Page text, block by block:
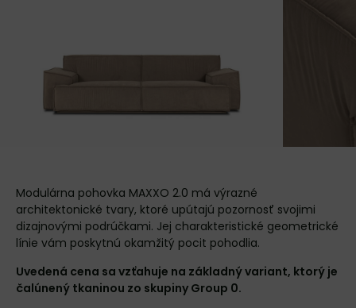
Modulárna pohovka MAXXO 2.0 má výrazné
architektonické tvary, ktoré upútajú pozornosť svojimi
dizajnovými podrúčkami. Jej charakteristické geometrické
línie vám poskytnú okamžitý pocit pohodlia.
Uvedená cena sa vzťahuje na základný variant, ktorý je
čalúnený tkaninou zo skupiny Group 0.